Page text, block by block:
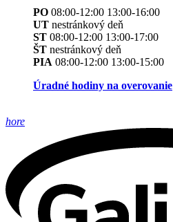
PO 08:00-12:00 13:00-16:00
UT nestránkový deň
ST 08:00-12:00 13:00-17:00
ŠT nestránkový deň
PIA 08:00-12:00 13:00-15:00
Úradné hodiny na overovanie
hore